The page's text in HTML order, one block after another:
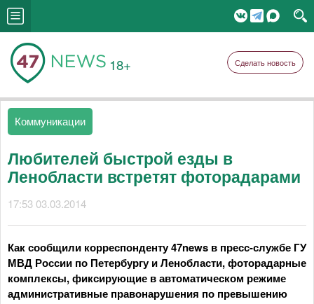
18+ Сделать новость
Коммуникации
Любителей быстрой езды в
Ленобласти встретят фоторадарами
17:53 03.03.2014
Как сообщили корреспонденту 47news в пресс-службе ГУ
МВД России по Петербургу и Ленобласти, фоторадарные
комплексы, фиксирующие в автоматическом режиме
административные правонарушения по превышению